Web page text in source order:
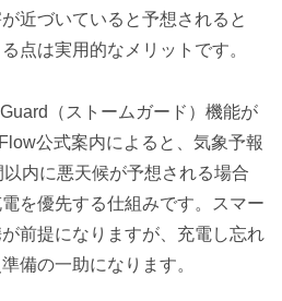
近づいていると予想されると
点は実用的なメリットです。
（ストームガード）機能が
公式案内によると、気象予報
内に悪天候が予想される場合
を優先する仕組みです。スマー
前提になりますが、充電し忘れ
備の一助になります。